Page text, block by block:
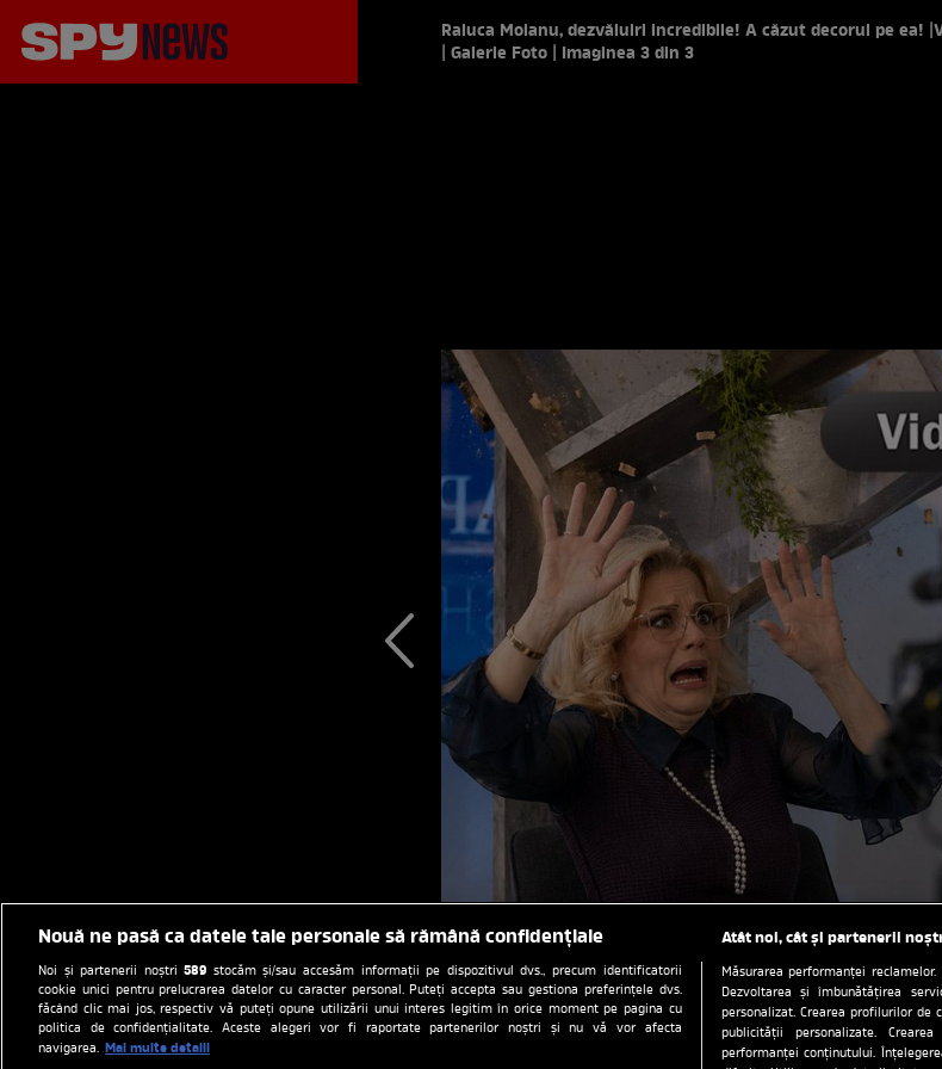
Raluca Moianu, dezvăluiri incredibile! A căzut decorul pe ea!
| Galerie Foto | Imaginea 3 din 3
Nouă ne pasă ca datele tale personale să rămână confidențiale
Noi și partenerii noștri589 stocăm și/sau accesăm informații pe dispozitivul dvs., precum identificatorii
cookie unici pentru prelucrarea datelor cu caracter personal. Puteți accepta sau gestiona preferințele dvs.
făcând clic mai jos, respectiv vă puteți opune utilizării unui interes legitim în orice moment pe pagina cu
politica de confidențialitate. Aceste alegeri vor fi raportate partenerilor noștri și nu vă vor afecta
navigarea. Mai multe detalii
Atât noi, cât și partenerii
Măsurarea performanței
Dezvoltarea și îmbunătățirea
personalizat. Crearea profilurilor de
publicității personalizate.
performanței conținutului.